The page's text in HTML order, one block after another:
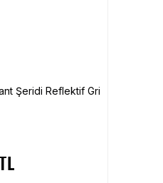
Şeridi Reflektif Gri